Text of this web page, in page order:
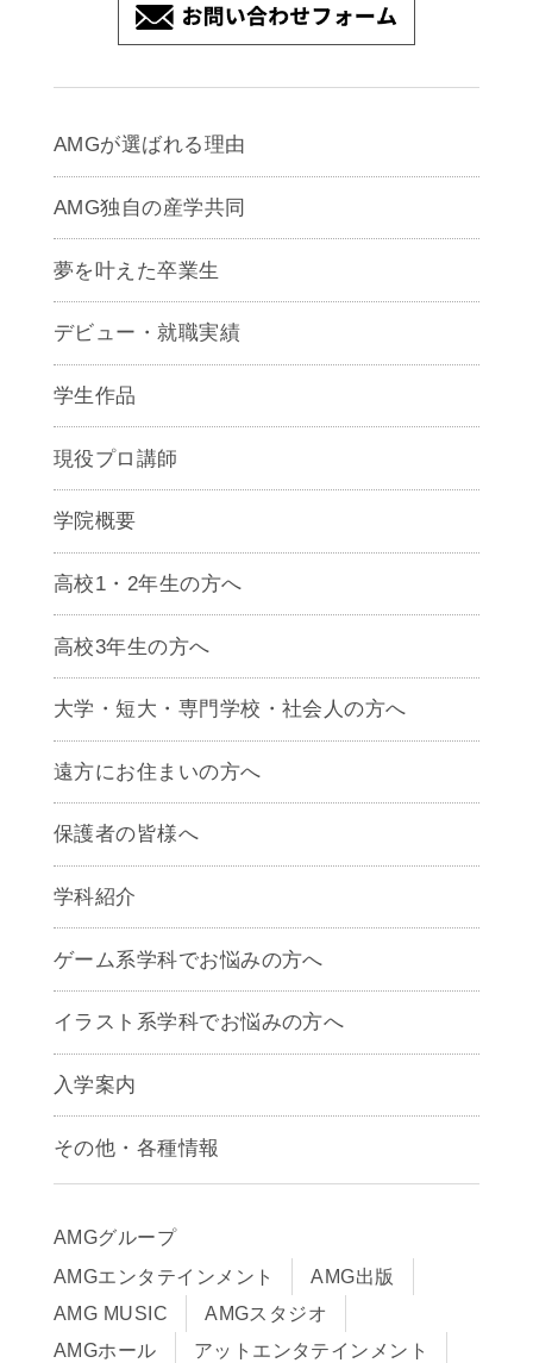
AMGが選ばれる理由
AMG独自の産学共同
夢を叶えた卒業生
デビュー・就職実績
学生作品
現役プロ講師
学院概要
高校1・2年生の方へ
高校3年生の方へ
大学・短大・専門学校・社会人の方へ
遠方にお住まいの方へ
保護者の皆様へ
学科紹介
ゲームクリエイター学科
CG学科
アニメーション学科
声優学科
ゲーム系学科でお悩みの方へ
イラスト系学科でお悩みの方へ
入学案内
募集要項
早期出願制度・AOエントリー
入学までの流れ
学費サポート・各種制度
学費について
Q&A
その他・各種情報
アクセス
在校生・保護者の方へ
卒業生の皆様へ
AMGグループ
AMGエンタテインメント
AMG出版
AMG MUSIC
AMGスタジオ
AMGホール
アットエンタテインメント